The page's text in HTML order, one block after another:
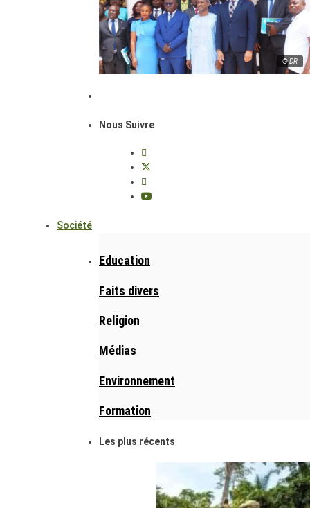
© DR
Nous Suivre
Société
Education
Faits divers
Religion
Médias
Environnement
Formation
Les plus récents